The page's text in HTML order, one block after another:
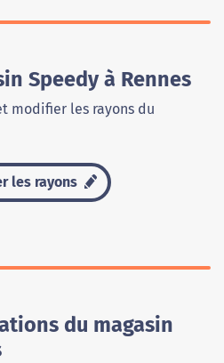
Speedy à Rennes
modifier les rayons du
les rayons
du magasin